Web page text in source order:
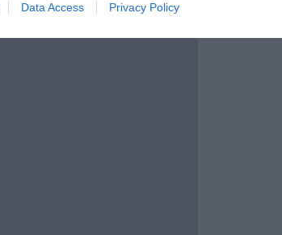
Data Access Privacy Policy